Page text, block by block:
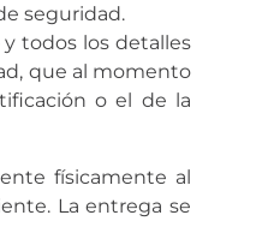
seguridad.
todos los detalles
que al momento
o el de la
físicamente al
La entrega se